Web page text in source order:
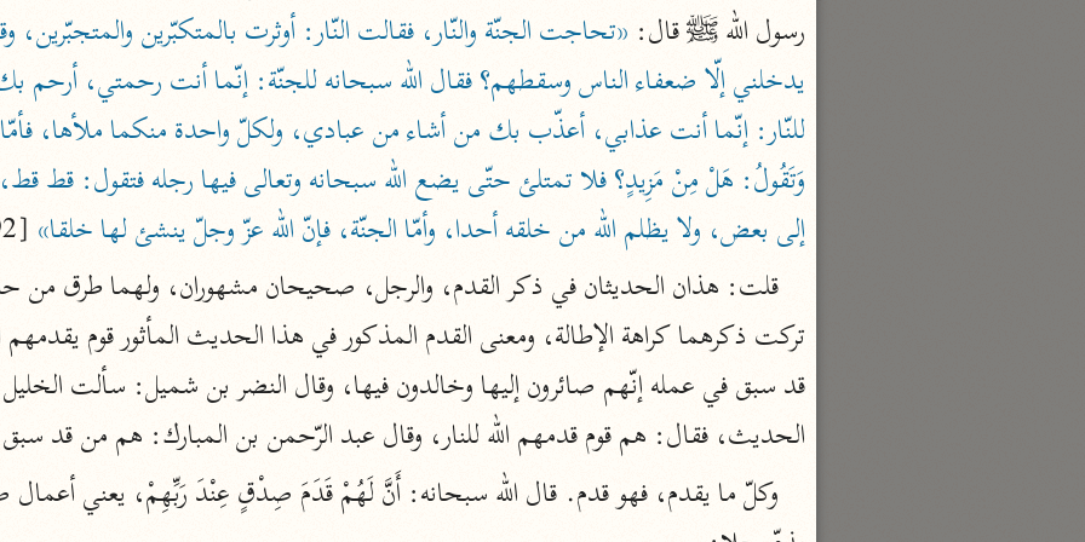
تفسير القرآن
السمعاني (٤٨٩ هـ)
نحو ٥ مجلدات
الهداية إلى بلوغ النهاية
مكي بن أبي طالب (٤٣٧ هـ)
نحو ٧ مجلدات
محاسن التأويل
القاسمي (١٣٣٢ هـ)
الجواهر الحسان
الثعالبي (٨٧٥ هـ)
نحو ٦ مجلدات
المحرر الوجيز
ابن عطية (٥٤٦ هـ)
البحر المحيط
أبو حيان (٧٤٥ هـ)
نحو ١٦ مجلدًا
التفسير البسيط
الواحدي (٤٦٨ هـ)
نحو ٢٢ مجلدًا
إرشاد العقل السليم
أبو السعود (٩٨٢ هـ)
نحو ٩ مجلدات
آثار
رسول الله ﷺ‎ قال:
إلى بعض، ولا يظلم الله من خلقه أحدا، وأمّا الجنّة، فإنّ الله عزّ وجلّ ينشئ لها خلقا» [92]
الحديث، فقال: هم قوم قدمهم الله للنار، وقال عبد الرّحمن بن المبارك: هم من قد سبق